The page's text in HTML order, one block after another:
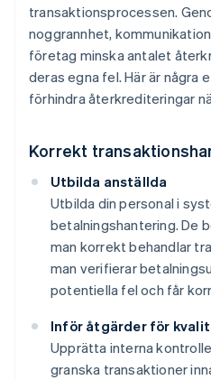
transaktionsprocessen.
noggrannhet,
företag minska antalet
deras egna fel. Här är
förhindra återkrediteringar
Korrekt
Utbilda anställda
Utbilda din personal i
betalningshantering. De
man korrekt behandlar
man verifierar
potentiella fel och får
Inför åtgärder för
Upprätta interna
granska transaktioner